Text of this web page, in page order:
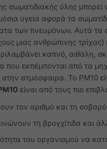
σωματιδιακής ύλης
υγεία αφορά τα
των πνευμόνων. Αυτά τα
μιας ανθρώπινης
καπνό, αιθάλη,
που εκπέμπονται από τα
στην ατμόσφαιρα. Το PM10
είναι από τους πιο
τον αριθμό και τη
τη βρογχίτιδα και
του οργανισμού να